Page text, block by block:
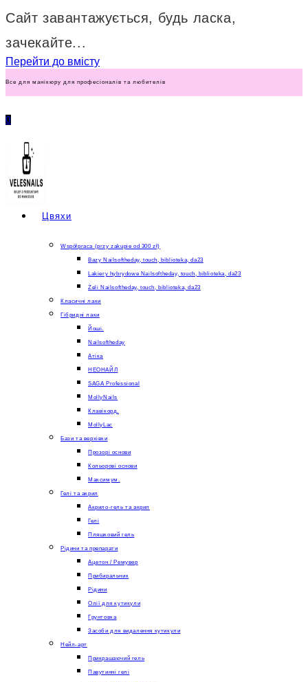
Сайт завантажується, будь ласка,
зачекайте...
Перейти до вмісту
Все для манікюру для професіоналів та любителів
0
Цвяхи
Współpraca (przy zakupie od 300 zł)
Bazy Nailsoftheday, touch, biblioteka, da23
Lakiery hybrydowe Nailsoftheday, touch, biblioteka, da23
Żeli Nailsoftheday, touch, biblioteka, da23
Класичні лаки
Гібридні лаки
Йоші.
Nailsoftheday
Атіка
НЕОНАЙЛ
SAGA Professional
MollyNails
Клавікорд.
MollyLac
Бази та верхівки
Прозорі основи
Кольорові основи
Максимум.
Гелі та акрил
Акрило-гель та акрил
Гелі
Пляшковий гель
Рідини та препарати
Ацетон / Ремувер
Прибиральник
Рідини
Олії для кутикули
Грунтовка
Засоби для видалення кутикули
Нейл-арт
Прикрашаючий гель
Павутинні гелі